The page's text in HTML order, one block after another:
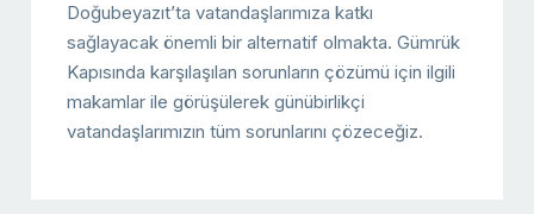
Doğubeyazıt’ta vatandaşlarımıza katkı
sağlayacak önemli bir alternatif olmakta. Gümrük
Kapısında karşılaşılan sorunların çözümü için ilgili
makamlar ile görüşülerek günübirlikçi
vatandaşlarımızın tüm sorunlarını çözeceğiz.